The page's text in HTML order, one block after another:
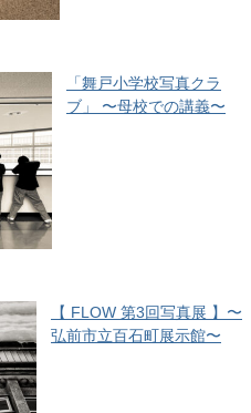
「舞戸小学校写真クラ
ブ」 〜母校での講義〜
【 FLOW 第3回写真展 】〜
弘前市立百石町展示館〜